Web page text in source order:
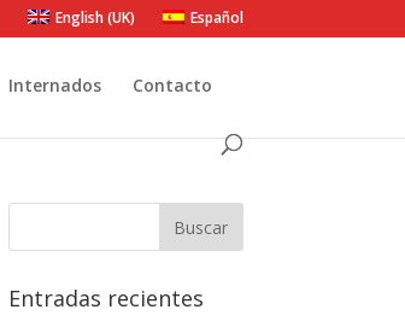
English (UK) Español
Internados Contacto
Entradas recientes